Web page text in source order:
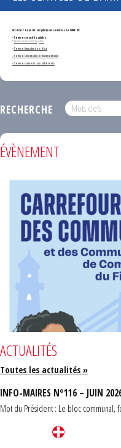
Accédez en un clic aux principaux services de l'AMF 29 :
- Services marchés publics :
*Annonces de marchés publics
-Service formation des élus
- Service Orientation et documentation
- Services ouverts aux adhérents
RECHERCHE
ÉVÈNEMENT
ACTUALITÉS
Toutes les actualités »
INFO-MAIRES N°116 – JUIN
Mot du Président : Le bloc